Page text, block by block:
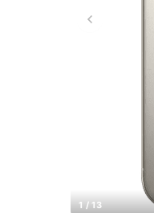
1 / 13